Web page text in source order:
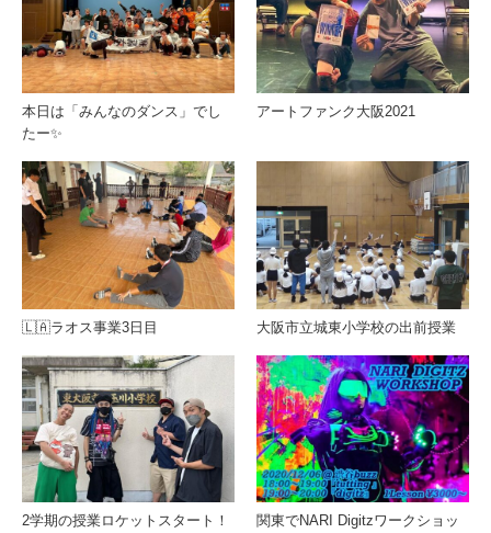
本日は「みんなのダンス」でし
たー✨
アートファンク大阪2021
🇱🇦ラオス事業3日目 大阪市立城東小学校の出前授業
2学期の授業ロケットスタート！
関東でNARI Digitzワークショッ